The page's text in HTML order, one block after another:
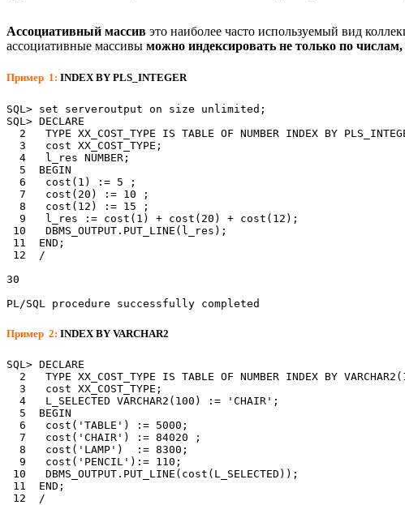
Ассоциативный массив это наиболее часто используемый вид
ассоциативные массивы можно индексировать не только по
Пример 1: INDEX BY PLS_INTEGER
SQL> set serveroutput on size unlimited;
SQL> DECLARE
2   TYPE XX_COST_TYPE IS TABLE OF NUMBER INDEX BY
  3   cost XX_COST_TYPE;
  4   l_res NUMBER;
  5  BEGIN
  6   cost(1) := 5 ;
  7   cost(20) := 10 ;
  8   cost(12) := 15 ;
  9   l_res := cost(1) + cost(20) + cost(12);
10   DBMS_OUTPUT.PUT_LINE(l_res);
11  END;
12  /
30
PL/SQL procedure successfully completed
Пример 2: INDEX BY VARCHAR2
SQL> DECLARE
2   TYPE XX_COST_TYPE IS TABLE OF NUMBER INDEX BY
  3   cost XX_COST_TYPE;
  4   L_SELECTED VARCHAR2(100) := 'CHAIR';
  5  BEGIN
  6   cost('TABLE') := 5000;
  7   cost('CHAIR') := 84020 ;
  8   cost('LAMP')  := 8300;
  9   cost('PENCIL'):= 110;
10   DBMS_OUTPUT.PUT_LINE(cost(L_SELECTED));
11  END;
12  /